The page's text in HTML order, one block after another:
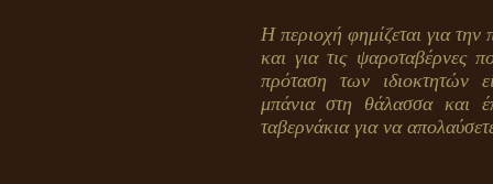
Η περιοχή φημίζεται για
και για τις ψαροταβέρνες
πρόταση των ιδιοκτητών
μπάνια στη θάλασσα και
ταβερνάκια για να